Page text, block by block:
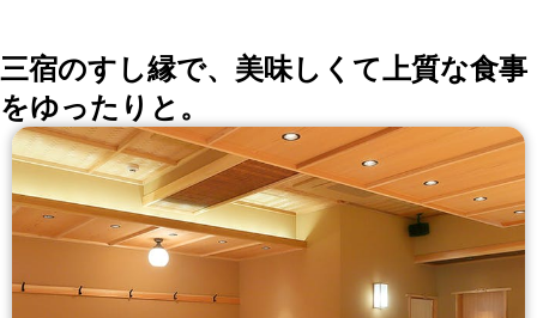
三宿のすし縁で、美味しくて上質な食事
をゆったりと。